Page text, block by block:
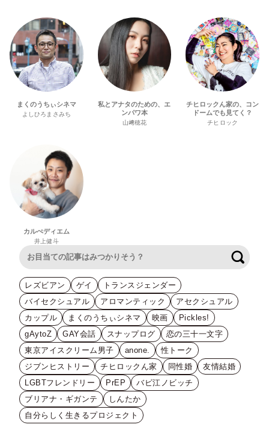
まくのうちぃシネマ
よしひろまさみち
私とアナタのための、エ
ンパワ本
山﨑穂花
チヒロックん家の、コン
ドームでも見てく？
チヒロック
カルぺディエム
井上健斗
レズビアン ゲイ
トランスジェンダー
バイセクシュアル
アロマンティック
アセクシュアル
カップル
まくのうちぃシネマ 映画
Pickles!
gAytoZ
GAY会話 スナップログ
恋の三十一文字
東京アイスクリーム男子
anone.
性トーク
ジブンヒストリー
チヒロックん家 同性婚
友情結婚
LGBTフレンドリー
PrEP
バビ江ノビッチ
ブリアナ・ギガンテ
しんたか
自分らしく生きるプロジェクト